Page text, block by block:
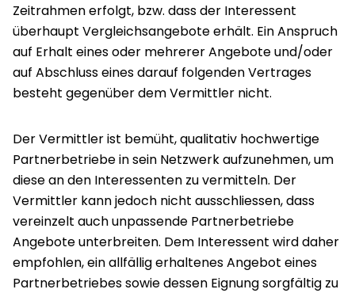
Zeitrahmen erfolgt, bzw. dass der Interessent
überhaupt Vergleichsangebote erhält. Ein Anspruch
auf Erhalt eines oder mehrerer Angebote und/oder
auf Abschluss eines darauf folgenden Vertrages
besteht gegenüber dem Vermittler nicht.
Der Vermittler ist bemüht, qualitativ hochwertige
Partnerbetriebe in sein Netzwerk aufzunehmen, um
diese an den Interessenten zu vermitteln. Der
Vermittler kann jedoch nicht ausschliessen, dass
vereinzelt auch unpassende Partnerbetriebe
Angebote unterbreiten. Dem Interessent wird daher
empfohlen, ein allfällig erhaltenes Angebot eines
Partnerbetriebes sowie dessen Eignung sorgfältig zu